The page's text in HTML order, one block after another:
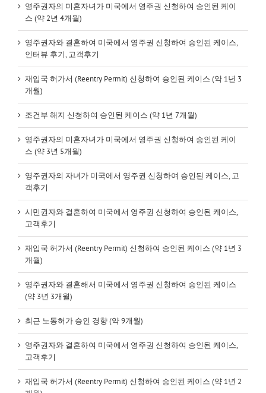
영주권자의 미혼자녀가 미국에서 영주권 신청하여 승인된 케이
스 (약 2년 4개월)
영주권자와 결혼하여 미국에서 영주권 신청하여 승인된 케이스,
인터뷰 후기, 고객후기
재입국 허가서 (Reentry Permit) 신청하여 승인된 케이스 (약 1년 3
개월)
조건부 해지 신청하여 승인된 케이스 (약 1년 7개월)
영주권자의 미혼자녀가 미국에서 영주권 신청하여 승인된 케이
스 (약 3년 5개월)
영주권자의 자녀가 미국에서 영주권 신청하여 승인된 케이스, 고
객후기
시민권자와 결혼하여 미국에서 영주권 신청하여 승인된 케이스,
고객후기
재입국 허가서 (Reentry Permit) 신청하여 승인된 케이스 (약 1년 3
개월)
영주권자와 결혼해서 미국에서 영주권 신청하여 승인된 케이스
(약 3년 3개월)
최근 노동허가 승인 경향 (약 9개월)
영주권자와 결혼하여 미국에서 영주권 신청하여 승인된 케이스,
고객후기
재입국 허가서 (Reentry Permit) 신청하여 승인된 케이스 (약 1년 2